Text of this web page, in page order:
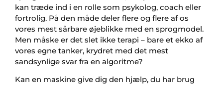
kan træde ind i en rolle som psykolog, coach eller
fortrolig. På den måde deler flere og flere af os
vores mest sårbare øjeblikke med en sprogmodel.
Men måske er det slet ikke terapi – bare et ekko af
vores egne tanker, krydret med det mest
sandsynlige svar fra en algoritme?
Kan en maskine give dig den hjælp, du har brug